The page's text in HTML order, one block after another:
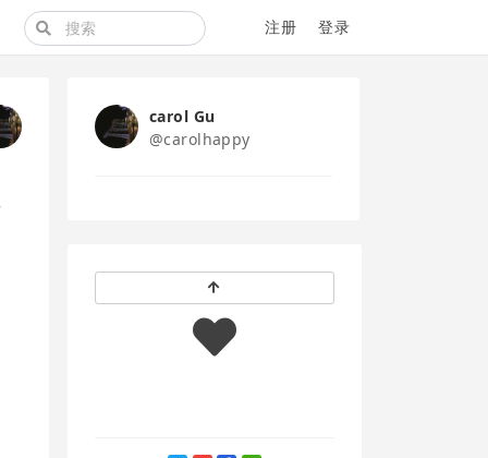
注册 登录
carol Gu
@carolhappy